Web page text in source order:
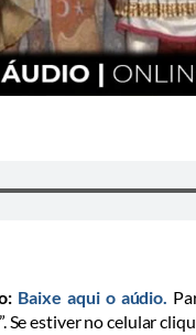
Baixe aqui o aúdio.
Se estiver no celular